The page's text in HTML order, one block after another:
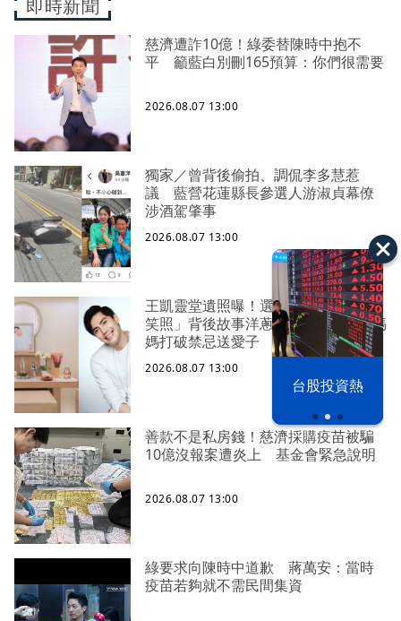
台股投資熱
即時新聞
慈濟遭詐10億！綠委替陳時中抱不
平 籲藍白別刪165預算：你們很需要
2026.08.07 13:00
獨家／曾背後偷拍、調侃李多慧惹
議 藍營花蓮縣長參選人游淑貞幕僚
涉酒駕肇事
2026.08.07 13:00
王凱靈堂遺照曝！選用3年前「白衣燦
笑照」背後故事洋蔥超大顆... 70歲媽
媽打破禁忌送愛子
2026.08.07 13:00
善款不是私房錢！慈濟採購疫苗被騙
10億沒報案遭炎上 基金會緊急說明
2026.08.07 13:00
綠要求向陳時中道歉 蔣萬安：當時
疫苗若夠就不需民間集資